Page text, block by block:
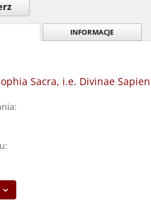
INFORMACJE
Sacra, i.e. Divinae